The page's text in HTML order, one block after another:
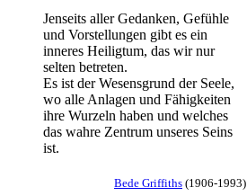
Jenseits aller Gedanken, Gefühle
und Vorstellungen gibt es ein
inneres Heiligtum, das wir nur
selten betreten.
Es ist der Wesensgrund der Seele,
wo alle Anlagen und Fähigkeiten
ihre Wurzeln haben und welches
das wahre Zentrum unseres Seins
ist.
Bede Griffiths (1906-1993)